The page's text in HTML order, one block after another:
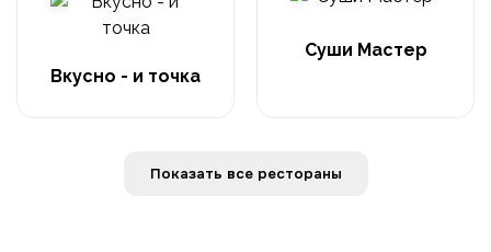
Вкусно - и точка
Суши Мастер
Показать все рестораны